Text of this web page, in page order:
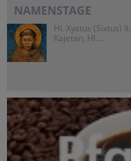
NAMENSTAGE
Hl. Xystus (Sixtus)
Kajetan, Hl....